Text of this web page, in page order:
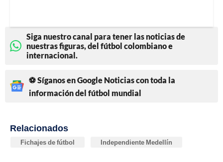
Siga nuestro canal para tener las noticias de
nuestras figuras, del fútbol colombiano e
internacional.
⚽ Síganos en Google Noticias con toda la
información del fútbol mundial
Relacionados
Fichajes de fútbol Independiente Medellín